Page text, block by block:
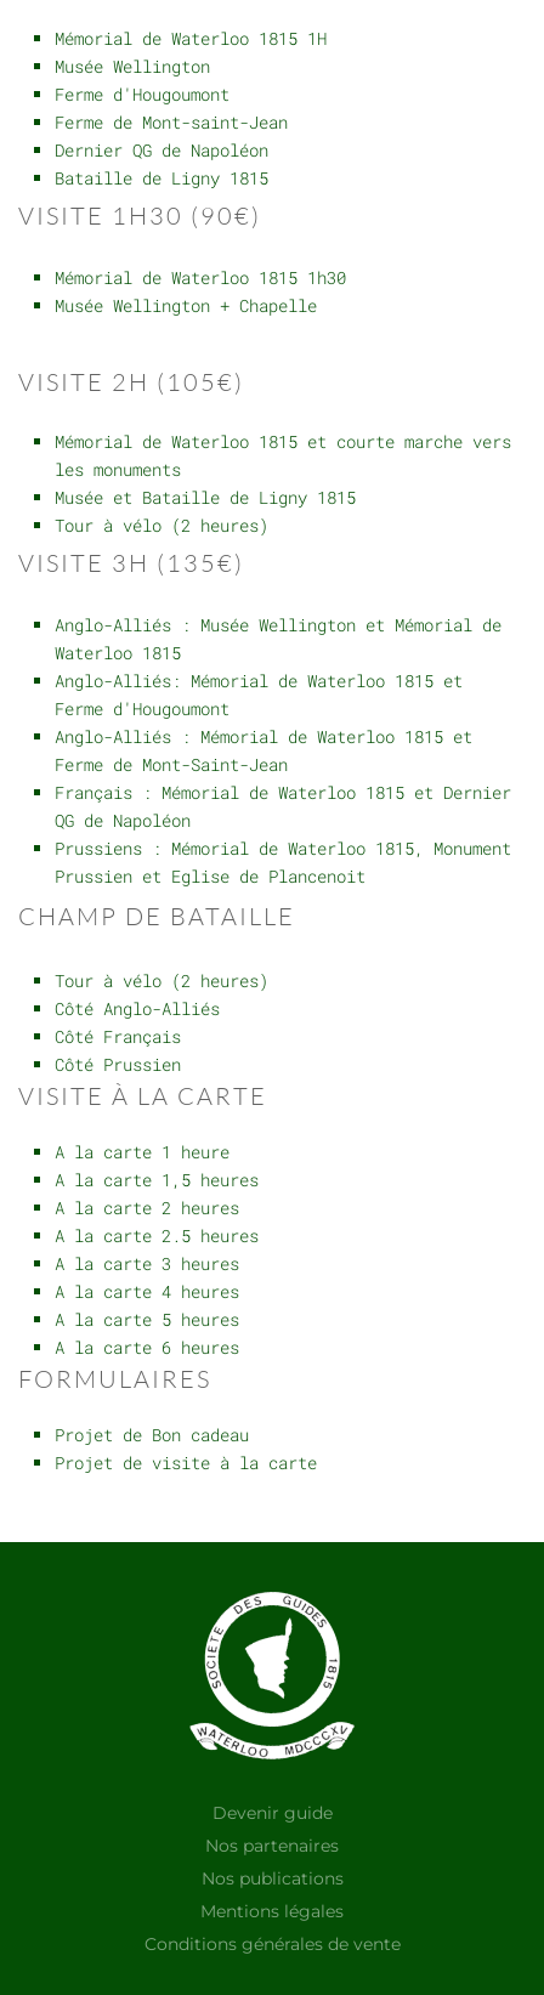
Mémorial de Waterloo 1815 1H
Musée Wellington
Ferme d'Hougoumont
Ferme de Mont-saint-Jean
Dernier QG de Napoléon
Bataille de Ligny 1815
VISITE 1H30 (90€)
Mémorial de Waterloo 1815 1h30
Musée Wellington + Chapelle
VISITE 2H (105€)
Mémorial de Waterloo 1815 et courte marche vers
les monuments
Musée et Bataille de Ligny 1815
Tour à vélo (2 heures)
VISITE 3H (135€)
Anglo-Alliés : Musée Wellington et Mémorial de
Waterloo 1815
Anglo-Alliés: Mémorial de Waterloo 1815 et
Ferme d'Hougoumont
Anglo-Alliés : Mémorial de Waterloo 1815 et
Ferme de Mont-Saint-Jean
Français : Mémorial de Waterloo 1815 et Dernier
QG de Napoléon
Prussiens : Mémorial de Waterloo 1815, Monument
Prussien et Eglise de Plancenoit
CHAMP DE BATAILLE
Tour à vélo (2 heures)
Côté Anglo-Alliés
Côté Français
Côté Prussien
VISITE À LA CARTE
A la carte 1 heure
A la carte 1,5 heures
A la carte 2 heures
A la carte 2.5 heures
A la carte 3 heures
A la carte 4 heures
A la carte 5 heures
A la carte 6 heures
FORMULAIRES
Projet de Bon cadeau
Projet de visite à la carte
Devenir guide
Nos partenaires
Nos publications
Mentions légales
Conditions générales de vente